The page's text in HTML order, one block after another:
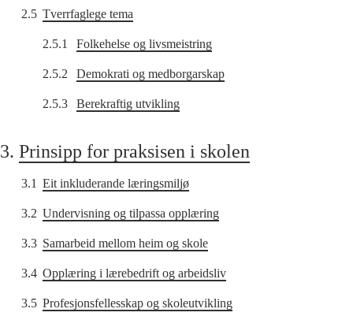
2.5 Tverrfaglege tema
2.5.1 Folkehelse og livsmeistring
2.5.2 Demokrati og medborgarskap
2.5.3 Berekraftig utvikling
3. Prinsipp for praksisen i skolen
3.1 Eit inkluderande læringsmiljø
3.2 Undervisning og tilpassa opplæring
3.3 Samarbeid mellom heim og skole
3.4 Opplæring i lærebedrift og arbeidsliv
3.5 Profesjonsfellesskap og skoleutvikling